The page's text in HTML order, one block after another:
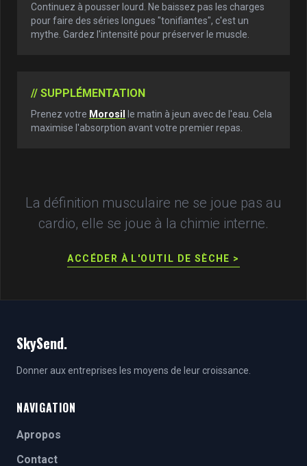
Continuez à pousser lourd. Ne baissez pas les charges
pour faire des séries longues "tonifiantes", c'est un
mythe. Gardez l'intensité pour préserver le muscle.
// SUPPLÉMENTATION
Prenez votre Morosil
le matin à jeun avec de l'eau. Cela
maximise l'absorption avant votre premier repas.
La définition musculaire ne se joue pas au
cardio, elle se joue à la chimie interne.
ACCÉDER À L'OUTIL DE SÈCHE >
SkySend.
Donner aux entreprises les moyens de leur croissance.
NAVIGATION
Apropos
Contact